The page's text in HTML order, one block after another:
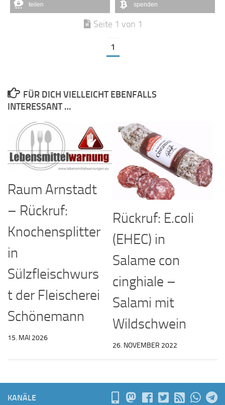
teilen spenden
Seite 1 von 1
1
FÜR DICH VIELLEICHT EBENFALLS
INTERESSANT …
Raum Arnstadt
– Rückruf:
Knochensplitter
in
Sülzfleischwurs
t der Fleischerei
Schönemann
15. MAI 2026
Rückruf: E.coli
(EHEC) in
Salame con
cinghiale –
Salami mit
Wildschwein
26. NOVEMBER 2022
KANÄLE